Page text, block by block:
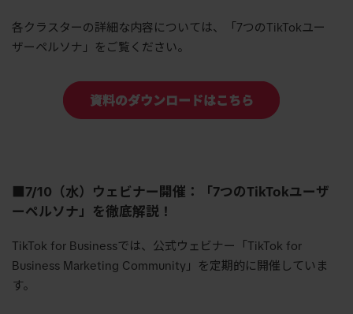
各クラスターの詳細な内容については、「7つのTikTokユー
ザーペルソナ」をご覧ください。
■7/10（水）ウェビナー開催：「7つのTikTokユーザ
ーペルソナ」を徹底解説！
TikTok for Businessでは、公式ウェビナー「TikTok for
Business Marketing Community」を定期的に開催していま
す。